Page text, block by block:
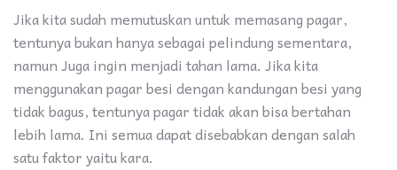
Jika kita sudah memutuskan untuk memasang pagar,
tentunya bukan hanya sebagai pelindung sementara,
namun Juga ingin menjadi tahan lama. Jika kita
menggunakan pagar besi dengan kandungan besi yang
tidak bagus, tentunya pagar tidak akan bisa bertahan
lebih lama. Ini semua dapat disebabkan dengan salah
satu faktor yaitu kara.